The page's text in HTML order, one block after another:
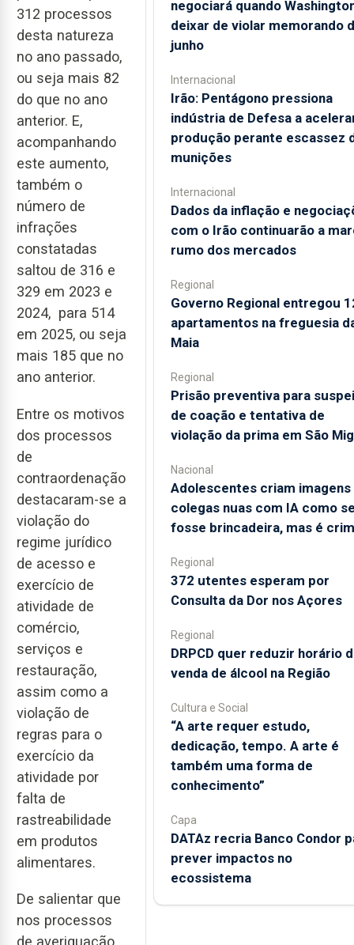
312 processos
desta natureza
no ano passado,
ou seja mais 82
do que no ano
anterior. E,
acompanhando
este aumento,
também o
número de
infrações
constatadas
saltou de 316 e
329 em 2023 e
2024, para 514
em 2025, ou seja
mais 185 que no
ano anterior.
Entre os motivos
dos processos
de
contraordenação
destacaram-se a
violação do
regime jurídico
de acesso e
exercício de
atividade de
comércio,
serviços e
restauração,
assim como a
violação de
regras para o
exercício da
atividade por
falta de
rastreabilidade
em produtos
alimentares.
De salientar que
nos processos
de averiguação
negociará quando
deixar de violar memorando
junho
Internacional
Irão: Pentágono pressiona
indústria de Defesa a
produção perante escassez
munições
Internacional
Dados da inflação e
com o Irão continuarão a
rumo dos mercados
Regional
Governo Regional entregou
apartamentos na freguesia
Maia
Regional
Prisão preventiva para
de coação e tentativa de
violação da prima em São
Nacional
Adolescentes criam imagens
colegas nuas com IA como
fosse brincadeira, mas é
Regional
372 utentes esperam por
Consulta da Dor nos Açores
Regional
DRPCD quer reduzir horário
venda de álcool na Região
Cultura e Social
“A arte requer estudo,
dedicação, tempo. A arte é
também uma forma de
conhecimento”
Capa
DATAz recria Banco Condor
prever impactos no
ecossistema